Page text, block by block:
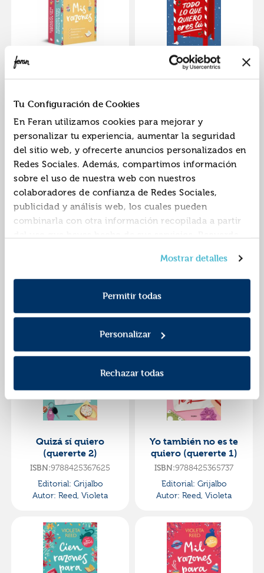
Tu Configuración de Cookies
En Feran utilizamos cookies para mejorar y
personalizar tu experiencia, aumentar la seguridad
del sitio web, y ofrecerte anuncios personalizados en
Redes Sociales. Además, compartimos información
sobre el uso de nuestra web con nuestros
colaboradores de confianza de Redes Sociales,
publicidad y análisis web, los cuales pueden
combinarla con otra información recopilada a partir
consentimiento en cualquier momento. Para más
información consulta laPolítica de Cookiesy la
Política de Privacidad.
Mostrar detalles
Permitir todas
Personalizar
Rechazar todas
razones para
quererte) (m
ISBN: 9788410381124
Autor:Reed, Violeta
Todo lo que quiero
Autor:Reed, Violeta
black friday) (mis
Debolsillo
Autor:Reed, Violeta
Yo también no es te
Editorial:
Autor:Reed, Violeta
Quizá sí quiero
(quererte 2)
ISBN:9788425367625
Editorial: Grijalbo
Autor: Reed, Violeta
Yo también no es te
quiero (quererte 1)
ISBN:9788425365737
Editorial: Grijalbo
Autor: Reed, Violeta